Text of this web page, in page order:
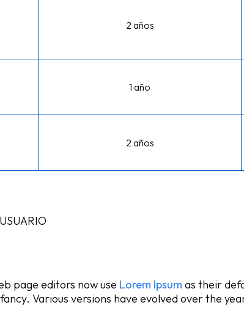
2 años
1 año
2 años
page editors now use Lorem Ipsum as their
Various versions have evolved over the